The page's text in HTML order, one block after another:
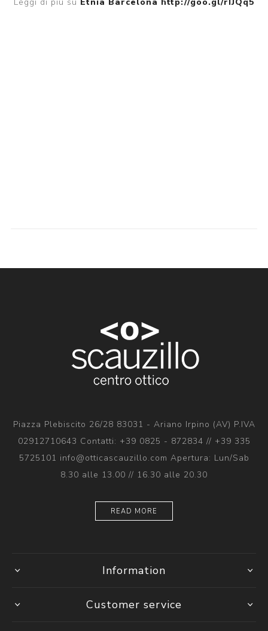
Piazza Plebiscito 26/28 83031 - Ariano Irpino (AV) P.IVA
02912710643 Contatti: +39 0825 - 872834 // +39 335
5725101 info@otticascauzillo.com Apertura: Lun/Sab
8.30 alle 13.00 // 16.30 alle 20.30
READ MORE
Information
Customer service